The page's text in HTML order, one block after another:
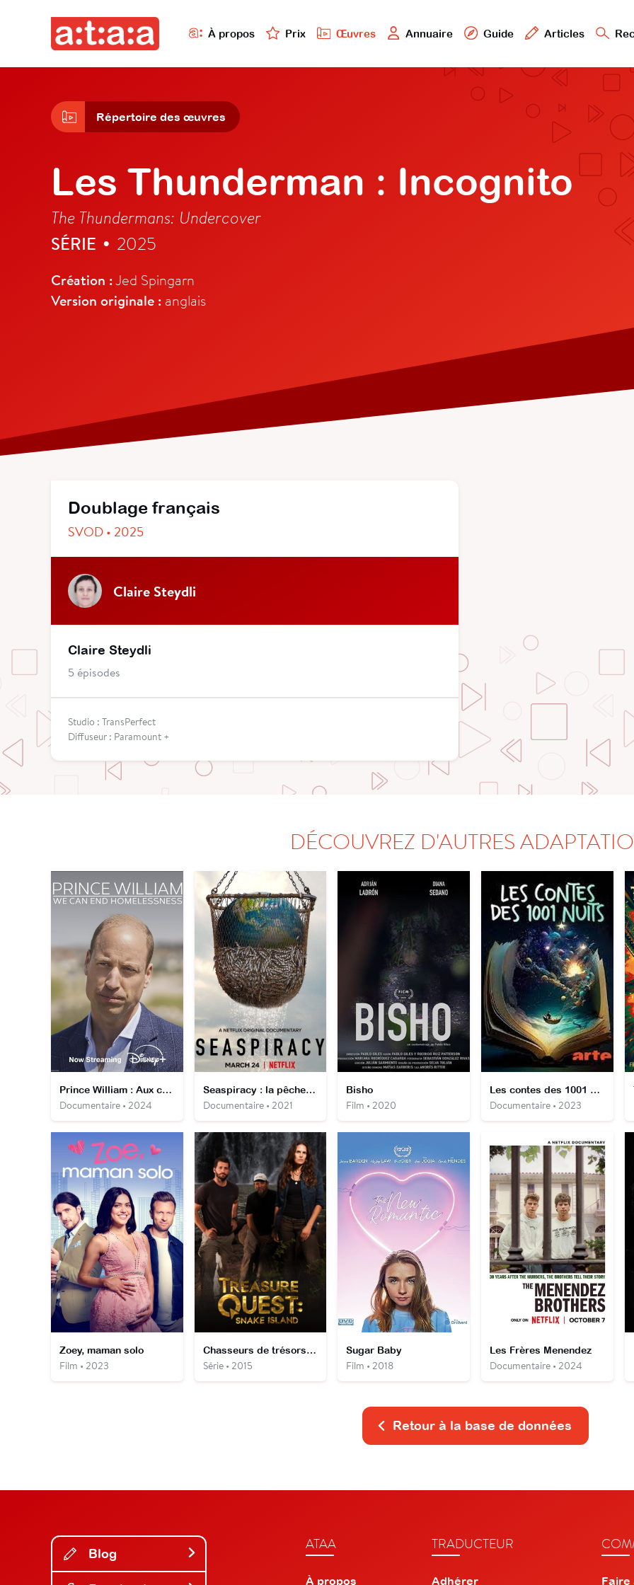
À propos Prix Œuvres Annuaire Guide Articles
Répertoire des œuvres
Les Thunderman : Incognito
The Thundermans: Undercover
SÉRIE • 2025
Création :Jed Spingarn
Version originale : anglais
Doublage français
SVOD • 2025
Claire Steydli
Claire Steydli
5 épisodes
Studio : TransPerfect
Diffuseur : Paramount +
DÉCOUVREZ D'AUTRES
Prince William : Aux côtés des sans-abris
Documentaire • 2024
Seaspiracy : la pêche en question
Documentaire • 2021
Bisho
Film • 2020
Les contes des 1001 nuits, Une odyssée entre Orient et Occident
Documentaire • 2023
Zoey, maman solo
Film • 2023
Chasseurs de trésors : l'île aux serpents
Série • 2015
Sugar Baby
Film • 2018
Les Frères Menendez
Documentaire • 2024
Retour à la base de données
Blog
ATAA
À propos
TRADUCTEUR
Adhérer